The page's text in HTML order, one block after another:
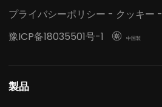
プライバシーポリシー - クッキー -
豫ICP备18035501号-1
 中国製
製品